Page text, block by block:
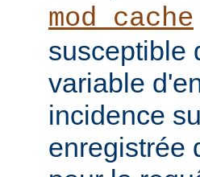
mod_cache
susceptible
variable
incidence
enregistrée